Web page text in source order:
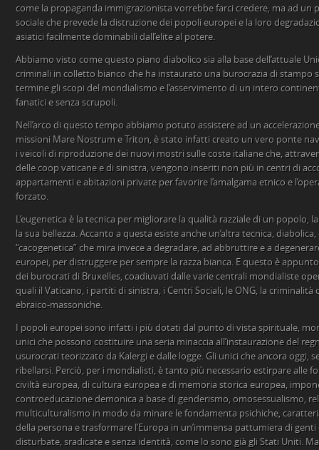
come la propaganda immigrazionista vorrebbe farci credere, ma ad un
sociale che prevede la distruzione dei popoli europei e la loro
asiatici facilmente dominabili dall’elite al potere.
Abbiamo visto come questo piano diabolico sia alla base dell’attuale
criminali in colletto bianco che ha instaurato una burocrazia di stampo
termine gli scopi del mondialismo e l’asservimento di un intero
fanatici e senza scrupoli.
Nell’arco di questo tempo abbiamo potuto assistere ad un
missioni Mare Nostrum e Triton, è stato infatti creato un vero ponte
i veicoli di riproduzione dei nuovi mostri sulle coste italiane che,
delle coop vaticane e di sinistra, vengono inseriti non più in centri di
appartamenti e abitazioni private per favorire l’amalgama etnico e
forzato.
L’eugenetica è la tecnica per migliorare la qualità razziale di un popolo,
la sua bellezza. Accanto a questa esiste anche un’altra tecnica,
“cacogenetica” che mira invece a degradare, ad abbruttire e a
europei, per distruggere per sempre la razza bianca. E questo è
dei burocrati di Bruxelles, coadiuvati dalle varie centrali mondialiste
quali il Vaticano, i partiti di sinistra, i Centri Sociali, le ONG, la criminalità
ebraico-massoniche.
I popoli europei sono infatti i più dotati dal punto di vista spirituale,
unici che possono costituire una seria minaccia all’instaurazione del
usurocrati teorizzato da Kalergi e dalle logge. Gli unici che ancora oggi,
ribellarsi. Perciò, per i mondialisti, è tanto più necessario estirpare alle
civiltà europea, di cultura europea e di memoria storica europea,
controeducazione demonica a base di genderismo, omosessualismo,
multiculturalismo in modo da minare le fondamenta psichiche,
della persona e trasformare l’Europa in un’immensa pattumiera di
disturbate, sradicate e senza identità, come lo sono già gli Stati Uniti.